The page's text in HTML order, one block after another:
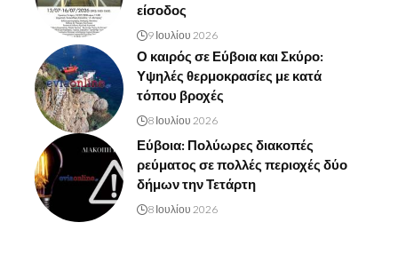
είσοδος
9 Ιουλίου 2026
Ο καιρός σε Εύβοια και Σκύρο:
Υψηλές θερμοκρασίες με κατά
τόπου βροχές
8 Ιουλίου 2026
Εύβοια: Πολύωρες διακοπές
ρεύματος σε πολλές περιοχές δύο
δήμων την Τετάρτη
8 Ιουλίου 2026